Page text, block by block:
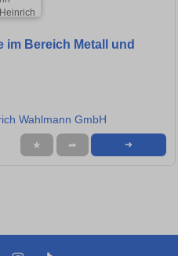
im Bereich Metall und
Wahlmann GmbH
★ ➦ ➜